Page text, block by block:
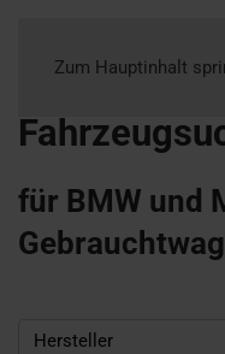
Zum Hauptinhalt
für BMW und
Hersteller